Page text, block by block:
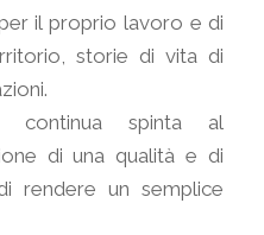
il proprio lavoro e di
storie di vita di
spinta al
di una qualità e di
rendere un semplice